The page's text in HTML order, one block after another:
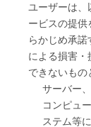
ユーザーは
ービスの提
らかじめ承
による損害
できないもの
サーバー
コンピュ
ステム等